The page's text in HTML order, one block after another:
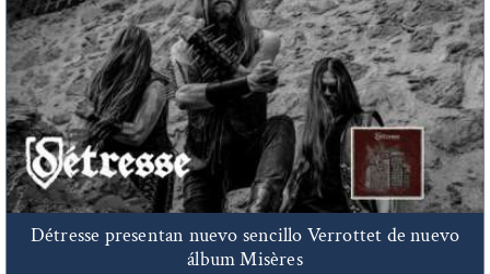
Détresse presentan nuevo sencillo Verrottet de nuevo
álbum Misères